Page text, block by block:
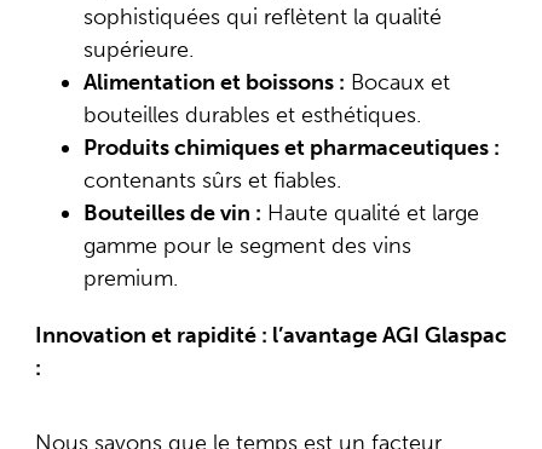
sophistiquées qui reflètent la qualité
supérieure.
Alimentation et boissons : Bocaux et
bouteilles durables et esthétiques.
Produits chimiques et pharmaceutiques :
contenants sûrs et fiables.
Bouteilles de vin : Haute qualité et large
gamme pour le segment des vins
premium.
Innovation et rapidité : l’avantage AGI Glaspac
:
Nous savons que le temps est un facteur